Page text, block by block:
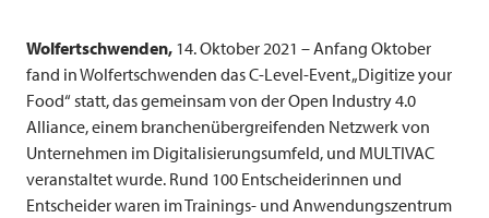
Wolfertschwenden, 14. Oktober 2021 – Anfang Oktober
fand in Wolfertschwenden das C-Level-Event „Digitize your
Food“ statt, das gemeinsam von der Open Industry 4.0
Alliance, einem branchenübergreifenden Netzwerk von
Unternehmen im Digitalisierungsumfeld, und MULTIVAC
veranstaltet wurde. Rund 100 Entscheiderinnen und
Entscheider waren im Trainings- und Anwendungszentrum